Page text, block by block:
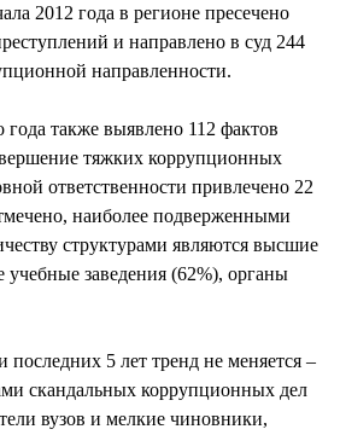
2012 года в регионе пресечено
и направлено в суд 244
направленности.
года также выявлено 112 фактов
тяжких коррупционных
ответственности привлечено 22
наиболее подверженными
структурами являются высшие
учебные заведения (62%), органы
последних 5 лет тренд не меняется –
скандальных коррупционных дел
вузов и мелкие чиновники,